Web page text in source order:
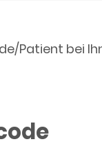
Patient bei